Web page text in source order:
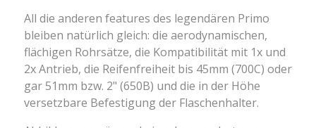
All die anderen features des legendären Primo
bleiben natürlich gleich: die aerodynamischen,
flächigen Rohrsätze, die Kompatibilität mit 1x und
2x Antrieb, die Reifenfreiheit bis 45mm (700C) oder
gar 51mm bzw. 2" (650B) und die in der Höhe
versetzbare Befestigung der Flaschenhalter.